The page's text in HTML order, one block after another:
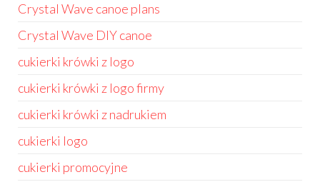
Crystal Wave canoe plans
Crystal Wave DIY canoe
cukierki krówki z logo
cukierki krówki z logo firmy
cukierki krówki z nadrukiem
cukierki logo
cukierki promocyjne